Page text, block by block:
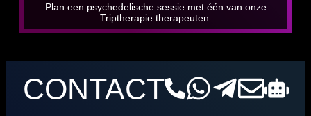
Plan een psychedelische sessie met één van onze
Triptherapie therapeuten.
CONTACT